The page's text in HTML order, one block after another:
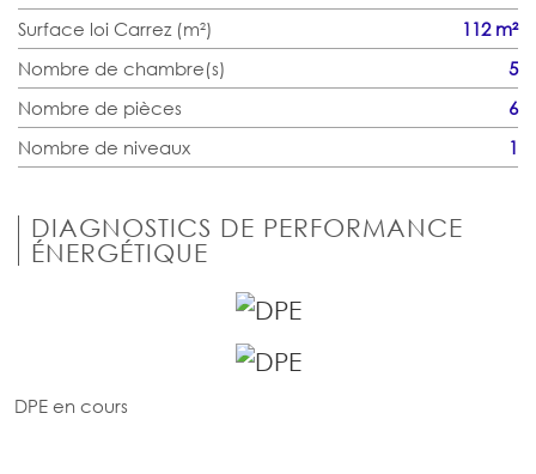
Surface loi Carrez (m²)
112 m²
Nombre de chambre(s)
5
Nombre de pièces
6
Nombre de niveaux
1
DIAGNOSTICS DE PERFORMANCE
ÉNERGÉTIQUE
DPE en cours